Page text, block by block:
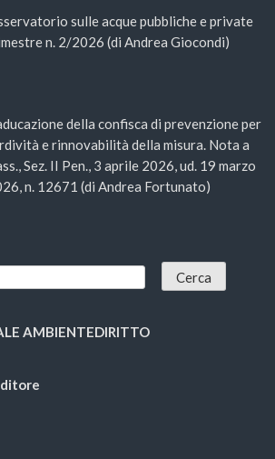
sulle acque pubbliche e private
n. 2/2026 (di Andrea Giocondi)
della confisca di prevenzione per
e rinnovabilità della misura. Nota a
Sez. II Pen., 3 aprile 2026, ud. 19 marzo
n. 12671 (di Andrea Fortunato)
AMBIENTEDIRITTO